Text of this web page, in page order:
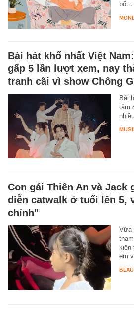
bổ…
Bài hát khổ nhất Việt
gấp 5 lần lượt xem, nay
tranh cãi vì show Chông
Bài
tâm
Con gái Thiên An và Jack
diễn catwalk ở tuổi lên 5,
chính"
Vừa
kiện
em